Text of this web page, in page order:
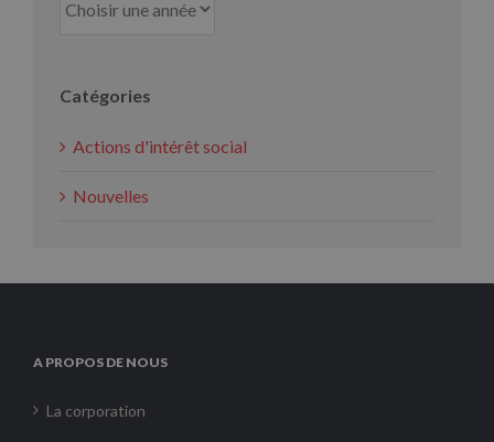
Catégories
Actions d'intérêt social
Nouvelles
A PROPOS DE NOUS
La corporation